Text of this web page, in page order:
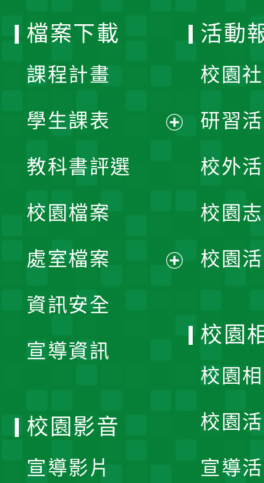
檔案下載
課程計畫
學生課表
單
教科書評選
校園檔案
處室檔案
資訊安全
宣導資訊
活動
校園
研習
校外
校園
校園
校園
校園
校園
宣導
校園影音
宣導影片